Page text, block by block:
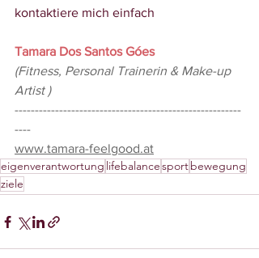
kontaktiere mich einfach
Tamara Dos Santos Góes
(Fitness, Personal Trainerin & Make-up
Artist )
--------------------------------------------------------
----
www.tamara-feelgood.at
eigenverantwortung lifebalancesportbewegung
ziele